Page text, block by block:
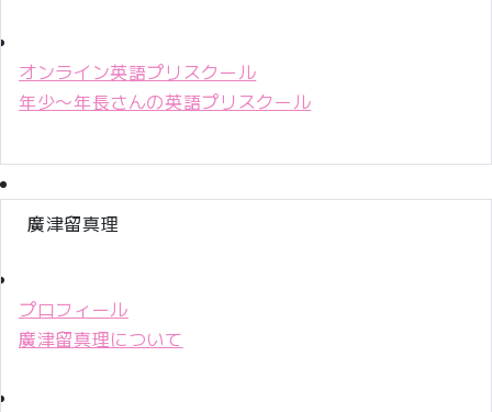
オンライン英語プリスクール
年少〜年長さんの英語プリスクール
廣津留真理
プロフィール
廣津留真理について